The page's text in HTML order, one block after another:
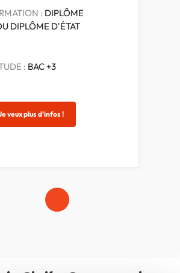
: DIPLÔME
DIPLÔME D'ÉTAT
: BAC +3
veux plus d’infos !